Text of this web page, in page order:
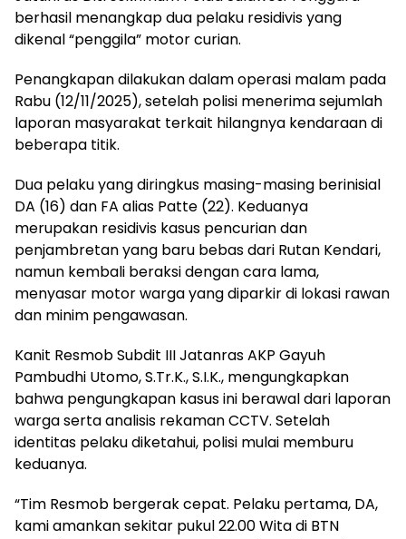
berhasil menangkap dua pelaku residivis yang
dikenal “penggila” motor curian.
Penangkapan dilakukan dalam operasi malam pada
Rabu (12/11/2025), setelah polisi menerima sejumlah
laporan masyarakat terkait hilangnya kendaraan di
beberapa titik.
Dua pelaku yang diringkus masing-masing berinisial
DA (16) dan FA alias Patte (22). Keduanya
merupakan residivis kasus pencurian dan
penjambretan yang baru bebas dari Rutan Kendari,
namun kembali beraksi dengan cara lama,
menyasar motor warga yang diparkir di lokasi rawan
dan minim pengawasan.
Kanit Resmob Subdit III Jatanras AKP Gayuh
Pambudhi Utomo, S.Tr.K., S.I.K., mengungkapkan
bahwa pengungkapan kasus ini berawal dari laporan
warga serta analisis rekaman CCTV. Setelah
identitas pelaku diketahui, polisi mulai memburu
keduanya.
“Tim Resmob bergerak cepat. Pelaku pertama, DA,
kami amankan sekitar pukul 22.00 Wita di BTN